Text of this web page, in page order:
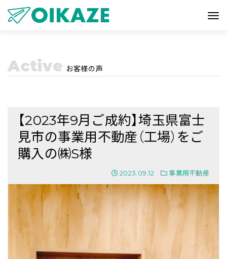
Active お客様の声
【2023年9月ご成約】埼玉県富士
見市の事業用不動産（工場）をご
購入の㈱S様
2023.09.12 事業用不動産